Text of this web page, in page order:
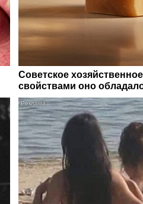
Советское
свойствами оно